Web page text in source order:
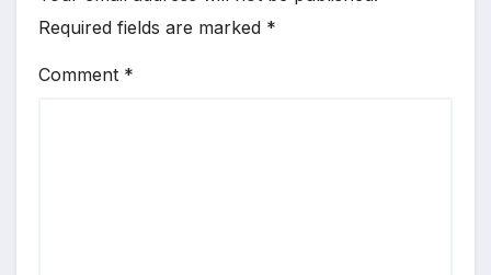
Required fields are marked *
Comment *